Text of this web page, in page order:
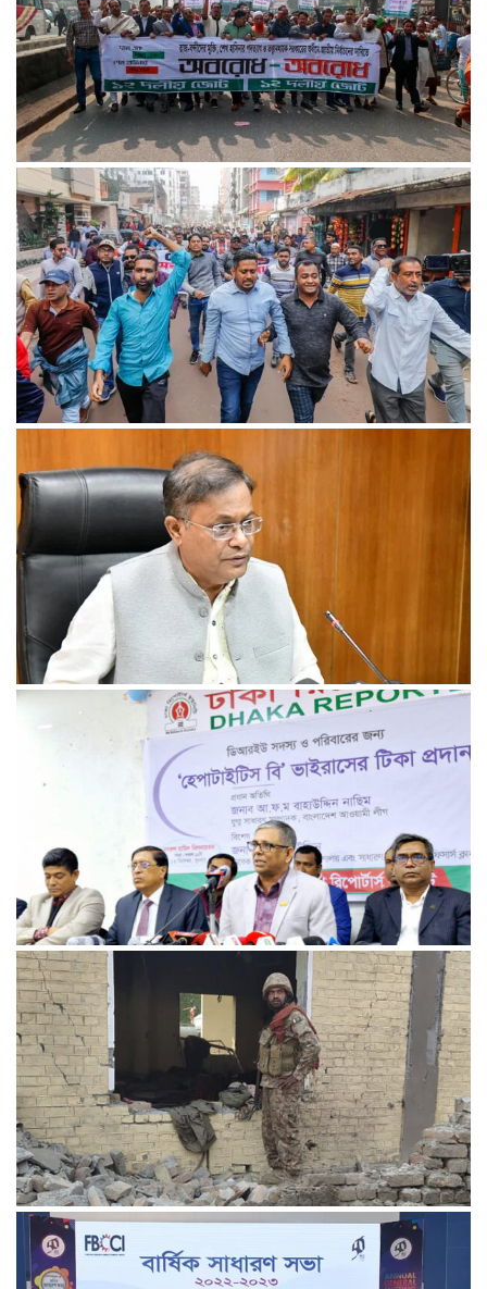
১৮ ডিসেম্বর থেকে আন্দোলনে নতুন মাত্রা যোগ হবে: ১২–দলীয় জোট
খুলনায় অবরোধের সমর্থনে দুপুরে ও সন্ধ্যায় বিএনপির মিছিল
রেললাইন কাটা, গাড়িতে আগুন—এ কোন রাজনীতি, প্রশ্ন তথ্যমন্ত্রীর
আমরা প্রতিদ্বন্দ্বিতাপূর্ণ নির্বাচন চাই: না‌ছিম
পাকিস্তানে থানায় ‘আত্মঘাতী’ হামলায় নিহত ৬, আহত ২৫